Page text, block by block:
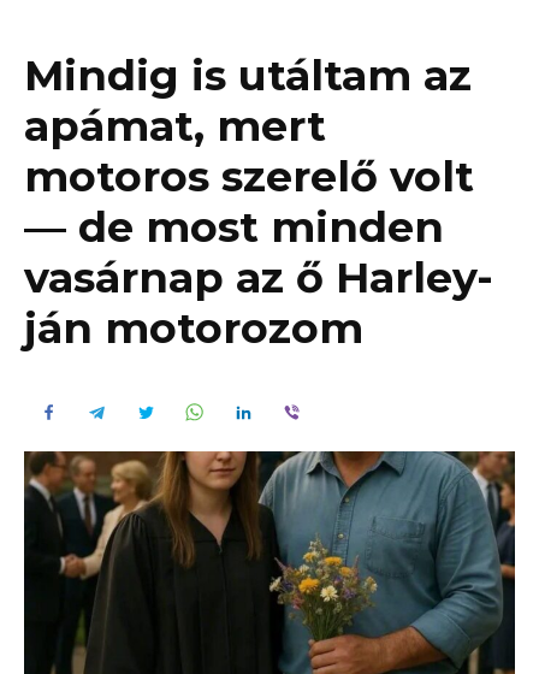
Mindig is utáltam az
apámat, mert
motoros szerelő volt
— de most minden
vasárnap az ő Harley-
ján motorozom